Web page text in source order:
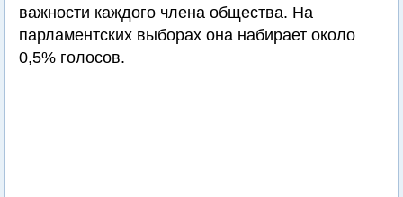
важности каждого члена общества. На
парламентских выборах она набирает около
0,5% голосов.